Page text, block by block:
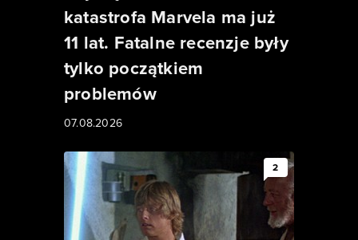
katastrofa Marvela ma już
11 lat. Fatalne recenzje były
tylko początkiem
problemów
07.08.2026
2